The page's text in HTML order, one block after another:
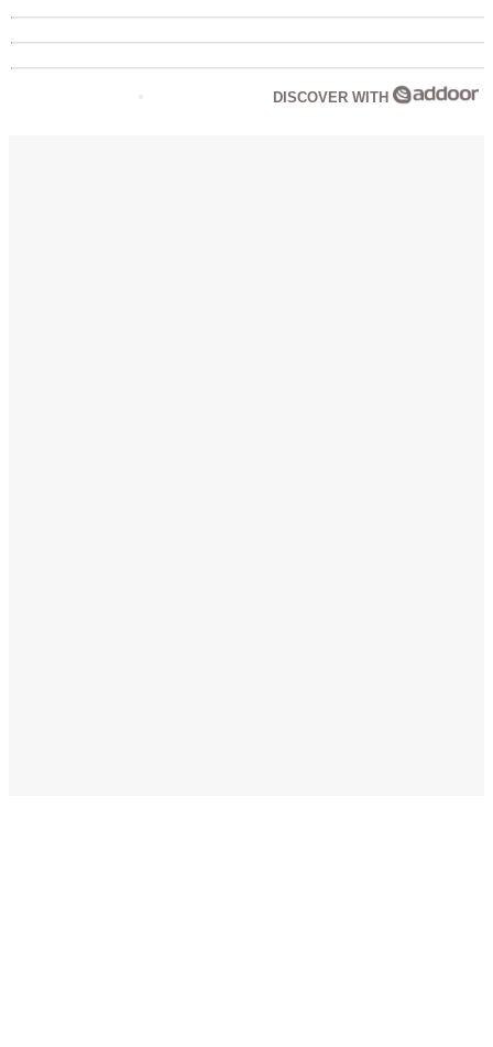
DISCOVER WITH